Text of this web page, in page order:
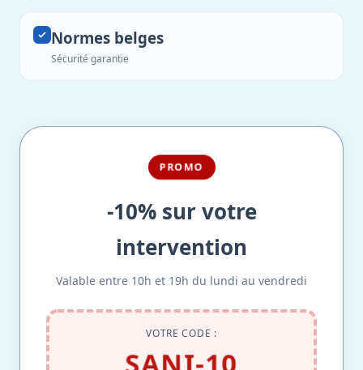
Normes belges
Sécurité garantie
PROMO
-10% sur votre
intervention
Valable entre 10h et 19h du lundi au vendredi
VOTRE CODE :